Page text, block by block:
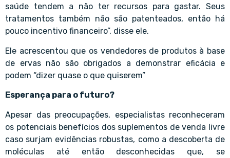
saúde tendem a não ter recursos para gastar. Seus
tratamentos também não são patenteados, então há
pouco incentivo financeiro”, disse ele.
Ele acrescentou que os vendedores de produtos à base
de ervas não são obrigados a demonstrar eficácia e
podem “dizer quase o que quiserem”
Esperança para o futuro?
Apesar das preocupações, especialistas reconheceram
os potenciais benefícios dos suplementos de venda livre
caso surjam evidências robustas, como a descoberta de
moléculas até então desconhecidas que, se